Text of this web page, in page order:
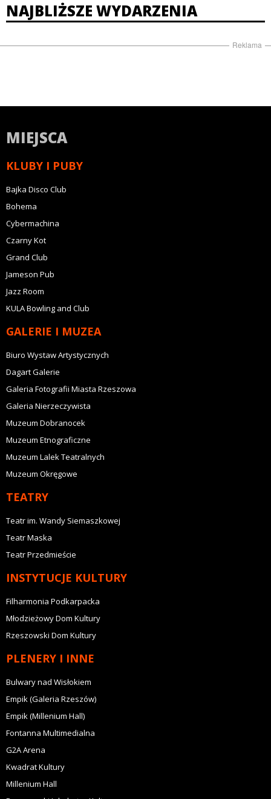
NAJBLIŻSZE WYDARZENIA
Reklama
MIEJSCA
KLUBY I PUBY
Bajka Disco Club
Bohema
Cybermachina
Czarny Kot
Grand Club
Jameson Pub
Jazz Room
KULA Bowling and Club
GALERIE I MUZEA
Biuro Wystaw Artystycznych
Dagart Galerie
Galeria Fotografii Miasta Rzeszowa
Galeria Nierzeczywista
Muzeum Dobranocek
Muzeum Etnograficzne
Muzeum Lalek Teatralnych
Muzeum Okręgowe
TEATRY
Teatr im. Wandy Siemaszkowej
Teatr Maska
Teatr Przedmieście
INSTYTUCJE KULTURY
Filharmonia Podkarpacka
Młodzieżowy Dom Kultury
Rzeszowski Dom Kultury
PLENERY I INNE
Bulwary nad Wisłokiem
Empik (Galeria Rzeszów)
Empik (Millenium Hall)
Fontanna Multimedialna
G2A Arena
Kwadrat Kultury
Millenium Hall